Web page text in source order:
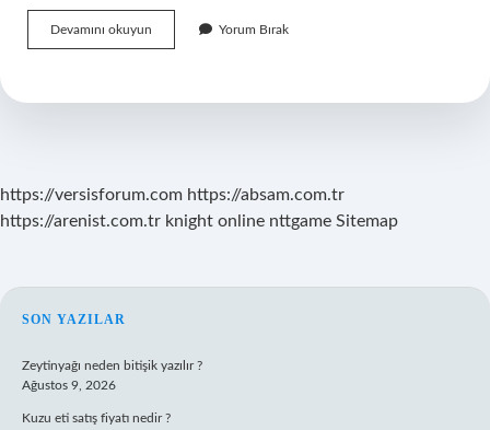
Devamını okuyun
Kuranı
Mu
Yorum Bırak
https://versisforum.com https://absam.com.tr
https://arenist.com.tr knight online nttgame Sitemap
SIDEBAR
SON YAZILAR
Zeytinyağı neden bitişik yazılır ?
Ağustos 9, 2026
Kuzu eti satış fiyatı nedir ?